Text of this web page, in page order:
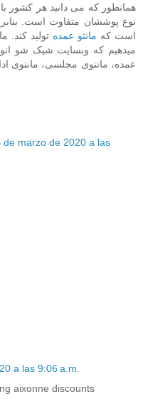
همانطور که می دانید هر کشور
نوع پوششان متفاوت است.
است که مانتو عمده تولید کند.
میدهیم که وبسایت شیک شو
عمده، مانتوی مجلسی، مانتوی
a las 9:06 a.m.
aixonne discounts